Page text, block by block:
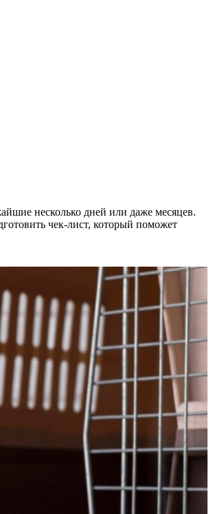
несколько дней или даже месяцев.
чек-лист, который поможет